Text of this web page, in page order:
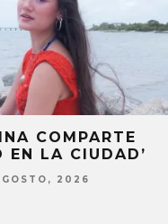
COMPARTE
EN LA CIUDAD’
2026